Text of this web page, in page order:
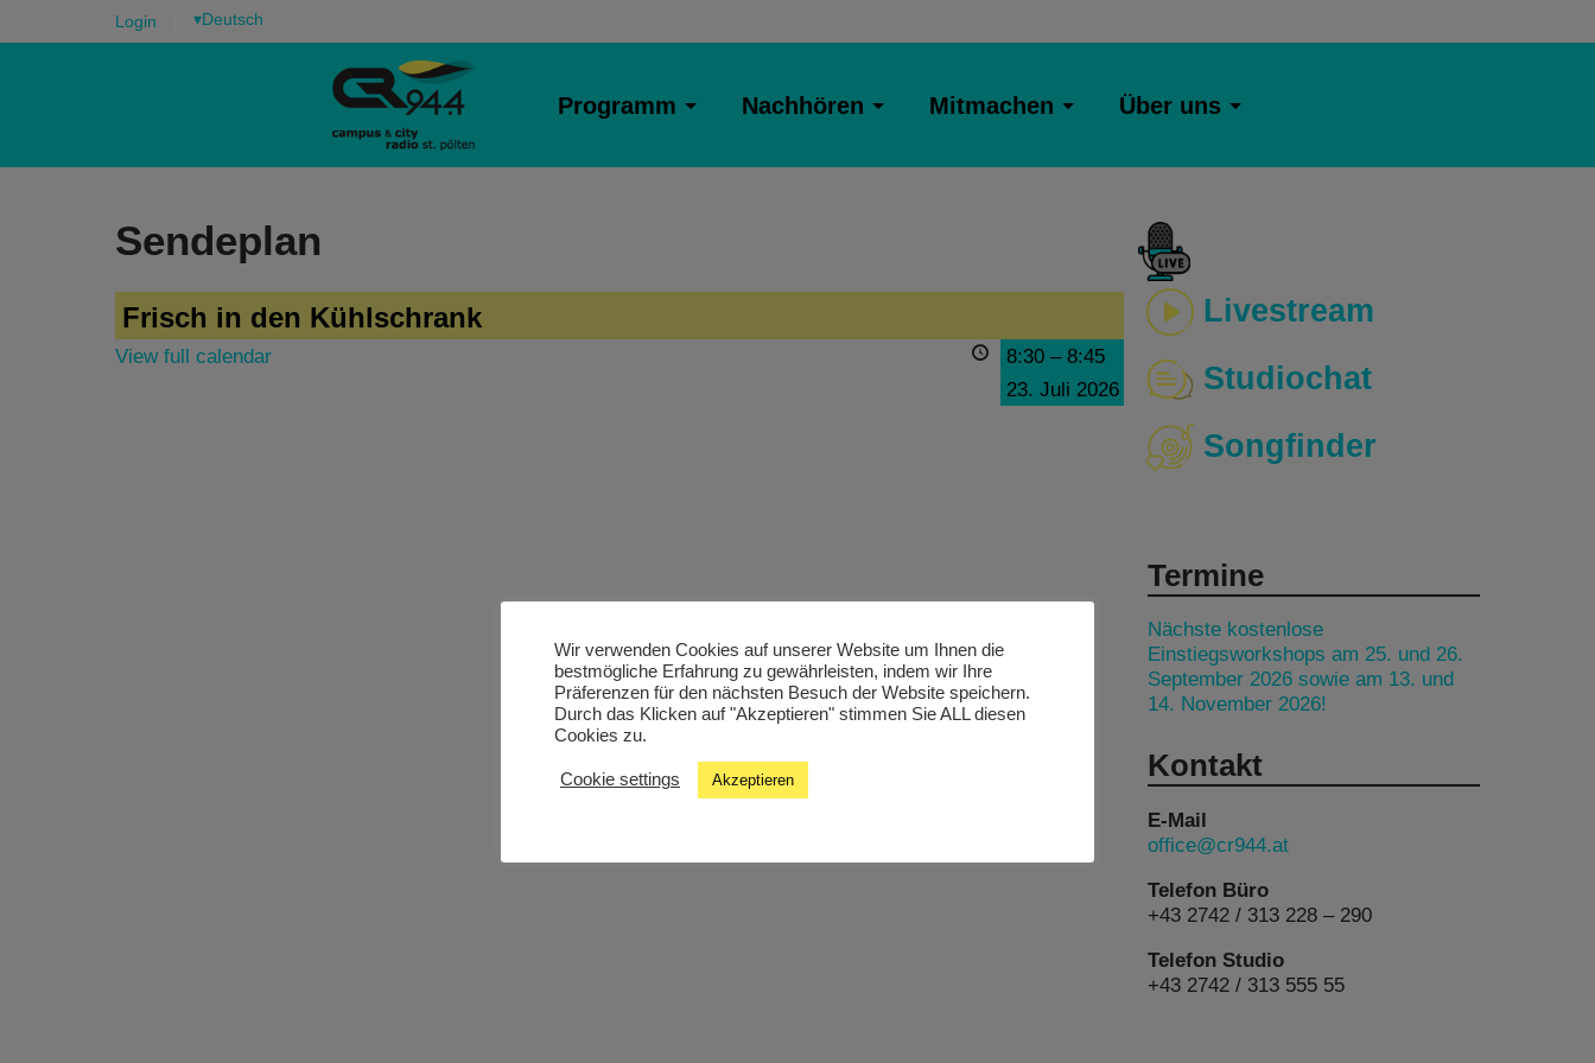
Login ▾
Programm Nachhören Mitmachen Über uns
Sendeplan
Frisch in den Kühlschrank
8:30 – 8:45
23. Juli 2026
View full calendar
Livestream
Studiochat
Songfinder
Termine
Nächste kostenlose
Einstiegsworkshops am 25. und 26.
September 2026 sowie am 13. und
14. November 2026!
Kontakt
E-Mail
office@cr944.at
Telefon Büro
+43 2742 / 313 228 – 290
Telefon Studio
+43 2742 / 313 555 55
Wir verwenden Cookies auf unserer Website um Ihnen die
bestmögliche Erfahrung zu gewährleisten, indem wir Ihre
Präferenzen für den nächsten Besuch der Website speichern.
Durch das Klicken auf "Akzeptieren" stimmen Sie ALL diesen
Cookies zu.
Cookie settings Akzeptieren